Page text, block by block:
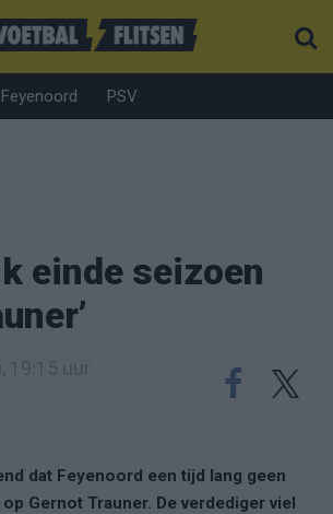
Feyenoord PSV
einde seizoen
dat Feyenoord een tijd lang geen
Gernot Trauner. De verdediger viel